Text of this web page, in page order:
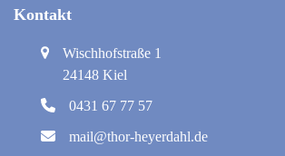
Kontakt
Wischhofstraße 1
24148 Kiel
0431 67 77 57
mail@thor-heyerdahl.de